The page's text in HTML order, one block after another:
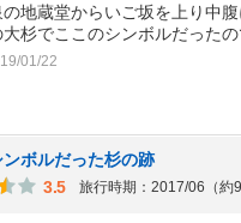
地蔵堂からいご坂を上り中
大杉でここのシンボルだった
01/22
ボルだった杉の跡
3.5
旅行時期：2017/06（約9